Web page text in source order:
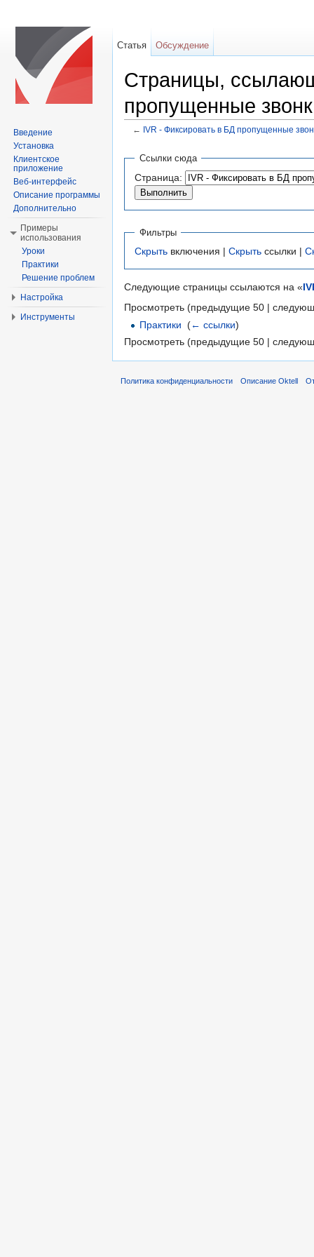
Страницы,
пропущенные
← IVR - Фиксировать в БД пропущенные
Ссылки сюда
Страница:
Фильтры
Скрыть включения | Скрыть ссылки |
Следующие страницы ссылаются на «
Просмотреть (предыдущие 50 |
Практики
(← ссылки)
Просмотреть (предыдущие 50 |
Статья Обсуждение
Введение
Установка
Клиентское
приложение
Веб-интерфейс
Описание программы
Дополнительно
Примеры
использования
Уроки
Практики
Решение проблем
Настройка
Инструменты
Политика конфиденциальности Описание Oktell